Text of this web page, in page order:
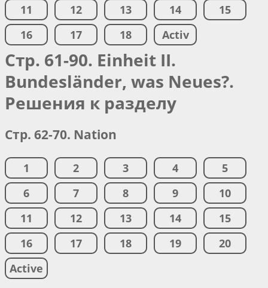
11
12 13 14
15
16
17 18 Activ
Стр. 61-90. Einheit II.
Bundesländer, was Neues?.
Решения к разделу
Стр. 62-70. Nation
1 2 3 4
5
6
7 8 9
10
11
12 13 14
15
16
17 18 19
20
Active